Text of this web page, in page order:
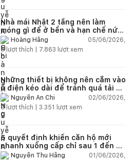
Nhà mái Nhật 2 tầng nên làm
móng gì để ở bền và hạn chế nứt
lún?Hoàng Hằng
05/06/2026,
5lượt thích | 7.863 lượt xem
Những thiết bị không nên cắm vào
ổ điện kéo dài để tránh quá tải và
chập cháy trong nhà
Nguyễn An Chi
02/06/2026,
9lượt thích | 3.351 lượt xem
5 quyết định khiến căn hộ mới
nhanh xuống cấp chỉ sau 1 đến 2
nămNguyễn Thu Hằng
01/06/2026,